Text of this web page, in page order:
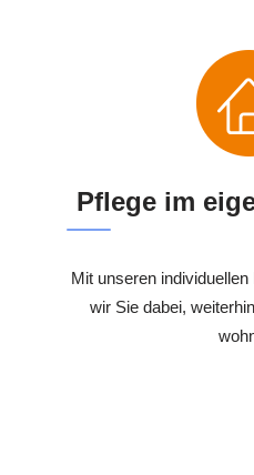
Pflege im
Mit unseren
wir Sie dabei,